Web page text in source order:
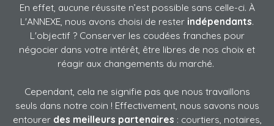
En effet, aucune réussite n’est possible sans celle-ci. À
L'ANNEXE, nous avons choisi de rester indépendants.
L'objectif ? Conserver les coudées franches pour
négocier dans votre intérêt, être libres de nos choix et
réagir aux changements du marché.
Cependant, cela ne signifie pas que nous travaillons
seuls dans notre coin ! Effectivement, nous savons nous
entourer des meilleurs partenaires : courtiers, notaires,